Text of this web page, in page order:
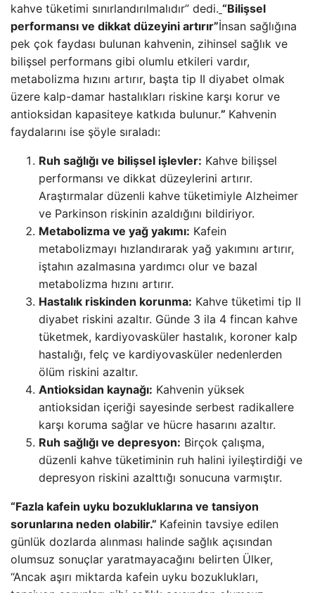
kahve tüketimi sınırlandırılmalıdır” dedi. “Bilişsel
performansı ve dikkat düzeyini artırır”İnsan sağlığına
pek çok faydası bulunan kahvenin, zihinsel sağlık ve
bilişsel performans gibi olumlu etkileri vardır,
metabolizma hızını artırır, başta tip II diyabet olmak
üzere kalp-damar hastalıkları riskine karşı korur ve
antioksidan kapasiteye katkıda bulunur.” Kahvenin
faydalarını ise şöyle sıraladı:
Ruh sağlığı ve bilişsel işlevler: Kahve bilişsel
performansı ve dikkat düzeylerini artırır.
Araştırmalar düzenli kahve tüketimiyle Alzheimer
ve Parkinson riskinin azaldığını bildiriyor.
Metabolizma ve yağ yakımı: Kafein
metabolizmayı hızlandırarak yağ yakımını artırır,
iştahın azalmasına yardımcı olur ve bazal
metabolizma hızını artırır.
Hastalık riskinden korunma: Kahve tüketimi tip II
diyabet riskini azaltır. Günde 3 ila 4 fincan kahve
tüketmek, kardiyovasküler hastalık, koroner kalp
hastalığı, felç ve kardiyovasküler nedenlerden
ölüm riskini azaltır.
Antioksidan kaynağı: Kahvenin yüksek
antioksidan içeriği sayesinde serbest radikallere
karşı koruma sağlar ve hücre hasarını azaltır.
Ruh sağlığı ve depresyon: Birçok çalışma,
düzenli kahve tüketiminin ruh halini iyileştirdiği ve
depresyon riskini azalttığı sonucuna varmıştır.
“Fazla kafein uyku bozukluklarına ve tansiyon
sorunlarına neden olabilir.” Kafeinin tavsiye edilen
günlük dozlarda alınması halinde sağlık açısından
olumsuz sonuçlar yaratmayacağını belirten Ülker,
“Ancak aşırı miktarda kafein uyku bozuklukları,